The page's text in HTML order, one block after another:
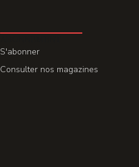
S'abonner
Consulter nos magazines